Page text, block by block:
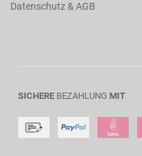
Datenschutz & AGB
SICHERE BEZAHLUNG MIT